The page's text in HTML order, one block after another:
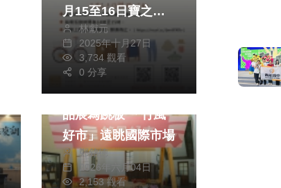
月15至16日寶之林
登場林獻元
2025年十月27日
3,734 觀看
0 分享
生活
以2026台北國際食
品展為跳板 「竹風
好市」遠眺國際市場
鄭銘德
2026年六月04日
2,153 觀看